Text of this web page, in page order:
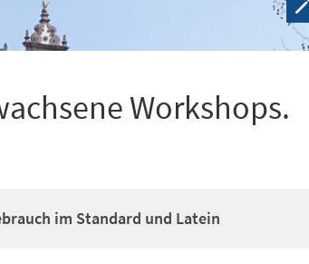
Workshops.
im Standard und Latein